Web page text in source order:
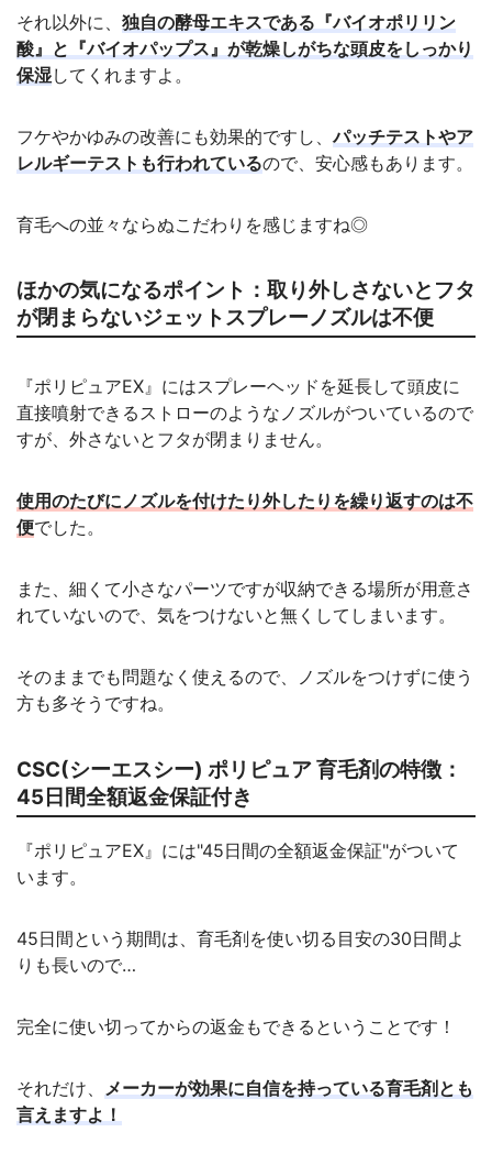
それ以外に、 独自の酵母エキスである『バイオポリリン
酸』と『バイオパップス』が乾燥しがちな頭皮をしっかり
保湿してくれますよ。
フケやかゆみの改善にも効果的ですし、パッチテストやア
レルギーテストも行われているので、安心感もあります。
育毛への並々ならぬこだわりを感じますね◎
ほかの気になるポイント：取り外しさないとフタ
が閉まらないジェットスプレーノズルは不便
『ポリピュアEX』にはスプレーヘッドを延長して頭皮に
直接噴射できるストローのようなノズルがついているので
すが、外さないとフタが閉まりません。
使用のたびにノズルを付けたり外したりを繰り返すのは不
便でした。
また、細くて小さなパーツですが収納できる場所が用意さ
れていないので、気をつけないと無くしてしまいます。
そのままでも問題なく使えるので、ノズルをつけずに使う
方も多そうですね。
CSC(シーエスシー) ポリピュア 育毛剤の特徴：
45日間全額返金保証付き
『ポリピュアEX』には"45日間の全額返金保証"がついて
います。
45日間という期間は、育毛剤を使い切る目安の30日間よ
りも長いので…
完全に使い切ってからの返金もできるということです！
それだけ、 メーカーが効果に自信を持っている育毛剤とも
言えますよ！